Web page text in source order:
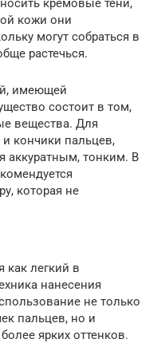
кремовые тени,
кожи они
могут собраться в
растечься.
имеющей
состоит в том,
вещества. Для
кончики пальцев,
аккуратным, тонким. В
которая не
как легкий в
нанесения
не только
пальцев, но и
ярких оттенков.